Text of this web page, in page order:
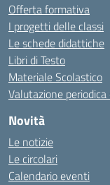
Offerta formativa
I progetti delle classi
Le schede didattiche
Libri di Testo
Materiale Scolastico
Valutazione
Novità
Le notizie
Le circolari
Calendario eventi